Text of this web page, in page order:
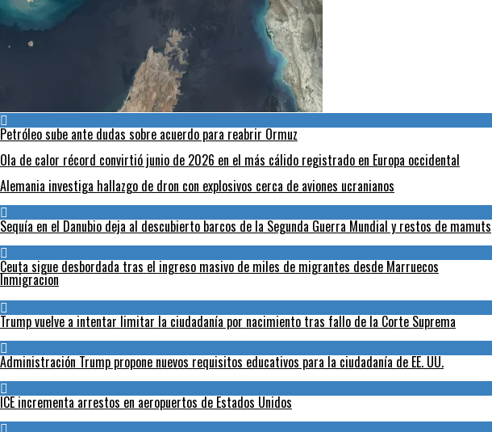
Petróleo sube ante dudas sobre acuerdo para reabrir Ormuz
Ola de calor récord convirtió junio de 2026 en el más cálido registrado en Europa occidental
Alemania investiga hallazgo de dron con explosivos cerca de aviones ucranianos
Sequía en el Danubio deja al descubierto barcos de la Segunda Guerra Mundial y restos de mamuts
Ceuta sigue desbordada tras el ingreso masivo de miles de migrantes desde Marruecos
Inmigracion
Trump vuelve a intentar limitar la ciudadanía por nacimiento tras fallo de la Corte Suprema
Administración Trump propone nuevos requisitos educativos para la ciudadanía de EE. UU.
ICE incrementa arrestos en aeropuertos de Estados Unidos